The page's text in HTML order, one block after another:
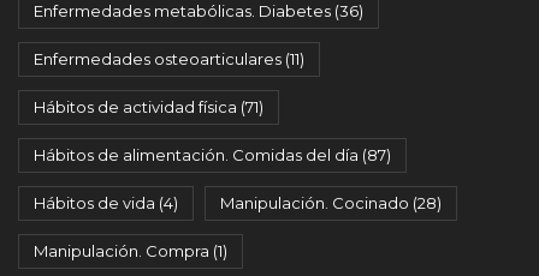
Enfermedades metabólicas. Diabetes (36)
Enfermedades osteoarticulares (11)
Hábitos de actividad física (71)
Hábitos de alimentación. Comidas del día (87)
Hábitos de vida (4) Manipulación. Cocinado (28)
Manipulación. Compra (1)